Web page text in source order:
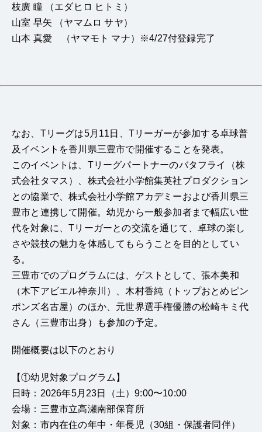
枝廣 瞳 （エダヒロ ヒトミ）
山室 早矢 （ヤマムロ サヤ）
山本 真愛 （ヤマモト マナ）※4/27付登録完了
なお、Tリーグは5月11日、Tリーガーが参加する卓球普
及イベントを香川県三豊市で開催することを発表。
このイベントは、Tリーグパートナーのバタフライ（株
式会社タマス）、株式会社小学館集英社プロダクション
との協業で、株式会社小学館アカデミーおよび香川県三
豊市と連携して開催。幼児から一般参加者まで幅広い世
代を対象に、Tリーガーとの交流を通じて、卓球の楽し
さや競技の魅力を体感してもらうことを目的としてい
る。
三豊市でのプログラムには、ゲストとして、張本美和
（木下アビエル神奈川）、木村香純（トップおとめピン
ポンズ名古屋）のほか、元世界選手権優勝の松崎キミ代
さん（三豊市出身）も参加の予定。
開催概要は以下のとおり
【①幼児対象プログラム】
日時：2026年5月23日（土）9:00〜10:00
会場：三豊市立高瀬南部保育所
対象：市内在住の年中・年長児（30組・保護者同伴）